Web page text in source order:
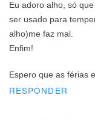
Eu adoro alho, só
ser usado para
alho)me faz mal.
Enfim!
Espero que as férias
RESPONDER